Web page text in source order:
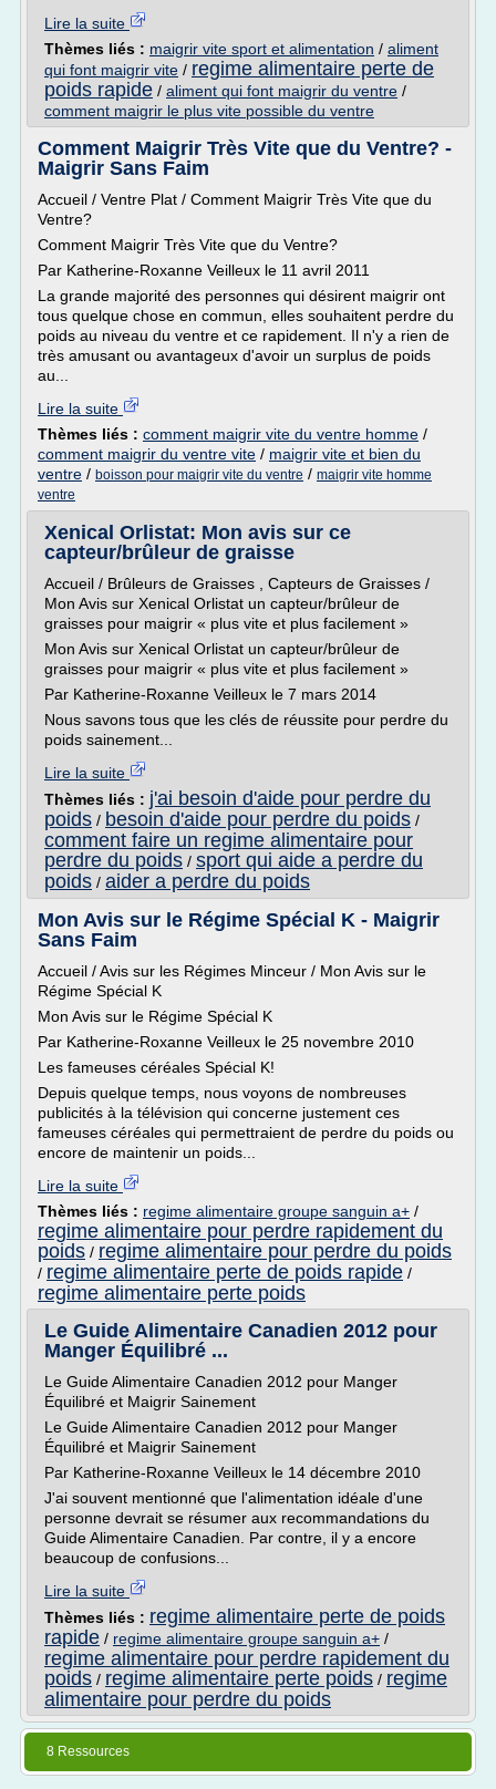
Lire la suite
Thèmes liés : maigrir vite sport et alimentation / aliment
qui font maigrir vite / regime alimentaire perte de
poids rapide / aliment qui font maigrir du ventre /
comment maigrir le plus vite possible du ventre
Comment Maigrir Très Vite que du Ventre? -
Maigrir Sans Faim
Accueil / Ventre Plat / Comment Maigrir Très Vite que du
Ventre?
Comment Maigrir Très Vite que du Ventre?
Par Katherine-Roxanne Veilleux le 11 avril 2011
La grande majorité des personnes qui désirent maigrir ont
tous quelque chose en commun, elles souhaitent perdre du
poids au niveau du ventre et ce rapidement. Il n'y a rien de
très amusant ou avantageux d'avoir un surplus de poids
au...
Lire la suite
Thèmes liés : comment maigrir vite du ventre homme /
comment maigrir du ventre vite / maigrir vite et bien du
ventre / boisson pour maigrir vite du ventre / maigrir vite homme
ventre
Xenical Orlistat: Mon avis sur ce
capteur/brûleur de graisse
Accueil / Brûleurs de Graisses , Capteurs de Graisses /
Mon Avis sur Xenical Orlistat un capteur/brûleur de
graisses pour maigrir « plus vite et plus facilement »
Mon Avis sur Xenical Orlistat un capteur/brûleur de
graisses pour maigrir « plus vite et plus facilement »
Par Katherine-Roxanne Veilleux le 7 mars 2014
Nous savons tous que les clés de réussite pour perdre du
poids sainement...
Lire la suite
Thèmes liés : j'ai besoin d'aide pour perdre du
poids / besoin d'aide pour perdre du poids /
comment faire un regime alimentaire pour
perdre du poids / sport qui aide a perdre du
poids / aider a perdre du poids
Mon Avis sur le Régime Spécial K - Maigrir
Sans Faim
Accueil / Avis sur les Régimes Minceur / Mon Avis sur le
Régime Spécial K
Mon Avis sur le Régime Spécial K
Par Katherine-Roxanne Veilleux le 25 novembre 2010
Les fameuses céréales Spécial K!
Depuis quelque temps, nous voyons de nombreuses
publicités à la télévision qui concerne justement ces
fameuses céréales qui permettraient de perdre du poids ou
encore de maintenir un poids...
Lire la suite
Thèmes liés : regime alimentaire groupe sanguin a+ /
regime alimentaire pour perdre rapidement du
poids / regime alimentaire pour perdre du poids
/ regime alimentaire perte de poids rapide /
regime alimentaire perte poids
Le Guide Alimentaire Canadien 2012 pour
Manger Équilibré ...
Le Guide Alimentaire Canadien 2012 pour Manger
Équilibré et Maigrir Sainement
Le Guide Alimentaire Canadien 2012 pour Manger
Équilibré et Maigrir Sainement
Par Katherine-Roxanne Veilleux le 14 décembre 2010
J'ai souvent mentionné que l'alimentation idéale d'une
personne devrait se résumer aux recommandations du
Guide Alimentaire Canadien. Par contre, il y a encore
beaucoup de confusions...
Lire la suite
Thèmes liés : regime alimentaire perte de poids
rapide / regime alimentaire groupe sanguin a+ /
regime alimentaire pour perdre rapidement du
poids / regime alimentaire perte poids / regime
alimentaire pour perdre du poids
8 Ressources